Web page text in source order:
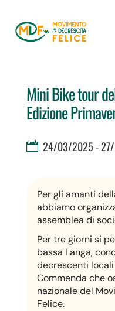
Mini Bike tour
Edizione
24/03/2025 -
Per gli amanti
abbiamo
assemblea di
Per tre giorni si
bassa Langa,
decrescenti
Commenda che
nazionale del
Felice.